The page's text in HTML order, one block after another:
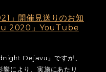
」開催見送りのお知
2020」YouTube
Dejavu」ですが、
により、実施にあたり